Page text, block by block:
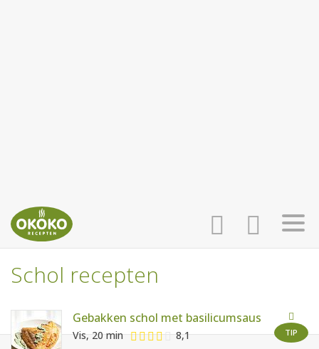
AANMELDEN
HOME
RECEPTEN
Schol recepten
TIP
Gebakken schol met basilicumsaus
Vis, 20 min 8,1